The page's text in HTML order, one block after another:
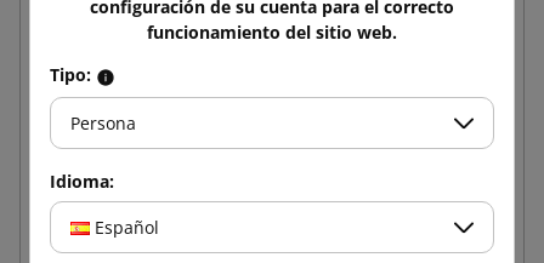
de 0,10 € impuestos incl.
configuración de su cuenta para el correcto
funcionamiento del sitio web.
Tipo:
Persona
Idioma:
Español